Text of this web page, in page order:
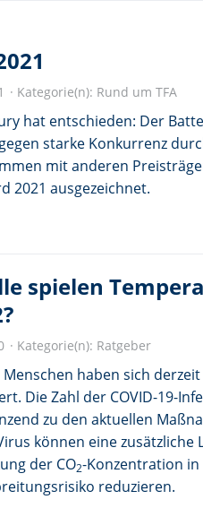
Kategorie(n): Rund um TFA
hat entschieden: Der
starke Konkurrenz
mit anderen
2021 ausgezeichnet.
spielen
Kategorie(n): Ratgeber
Menschen haben sich
Die Zahl der COVID-19-
zu den aktuellen
können eine
der CO2-Konzentration in
reduzieren.